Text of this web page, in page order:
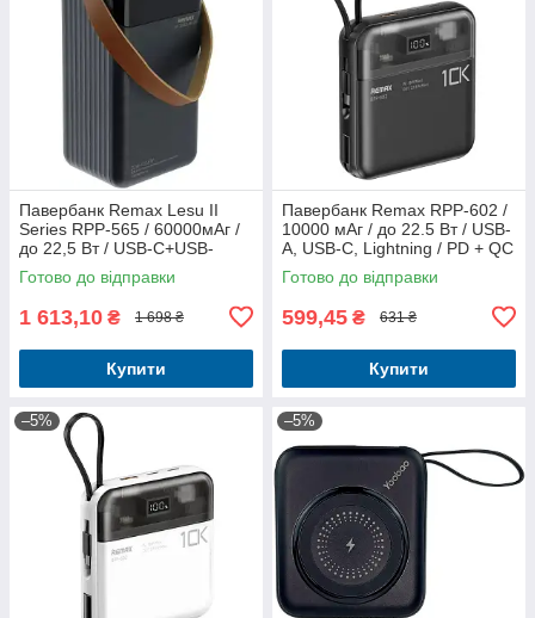
Павербанк Remax Lesu II
Series RPP-565 / 60000мАг /
до 22,5 Вт / USB-C+USB-
A+Lightning / PD+QC / із
вбудованими кабелями /
Готово до відправки
1 613,10 ₴ 1 698 ₴
Купити
Павербанк Remax RPP-602 /
10000 мАг / до 22.5 Вт / USB-
A, USB-C, Lightning / PD + QC
/ З кабелем / Чорний
Готово до відправки
599,45 ₴ 631 ₴
Купити
–5% –5%